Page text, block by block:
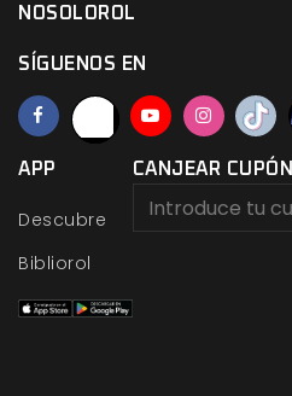
NOSOLOROL
SÍGUENOS EN
APP
Descubre
Bibliorol
CANJEAR CUPÓN